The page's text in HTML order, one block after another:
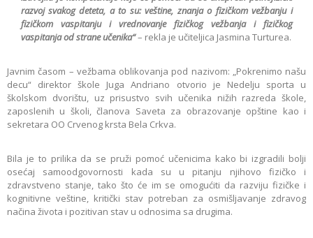
razvoj svakog deteta, a to su: veštine, znanja o fizičkom vežbanju i
fizičkom vaspitanju i vrednovanje fizičkog vežbanja i fizičkog
vaspitanja od strane učenika“– rekla je učiteljica Jasmina Turturea.
Javnim časom – vežbama oblikovanja pod nazivom: „Pokrenimo našu
decu“ direktor škole Juga Andriano otvorio je Nedelju sporta u
školskom dvorištu, uz prisustvo svih učenika nižih razreda škole,
zaposlenih u školi, članova Saveta za obrazovanje opštine kao i
sekretara OO Crvenog krsta Bela Crkva.
Bila je to prilika da se pruži pomoć učenicima kako bi izgradili bolji
osećaj samoodgovornosti kada su u pitanju njihovo fizičko i
zdravstveno stanje, tako što će im se omogućiti da razviju fizičke i
kognitivne veštine, kritički stav potreban za osmišljavanje zdravog
načina života i pozitivan stav u odnosima sa drugima.